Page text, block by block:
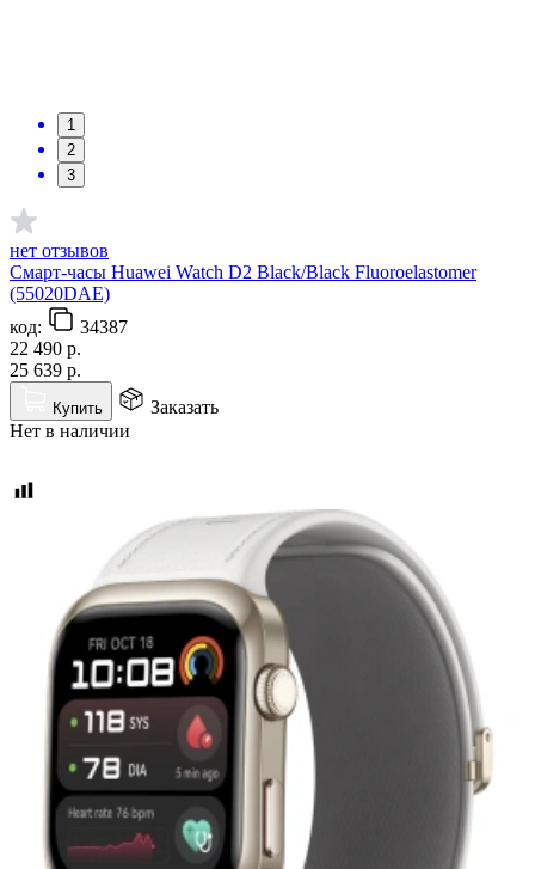
1
2
3
нет отзывов
Смарт-часы Huawei Watch D2 Black/Black Fluoroelastomer
(55020DAE)
код:
34387
22 490 р.
25 639 р.
Купить
Заказать
Нет в наличии